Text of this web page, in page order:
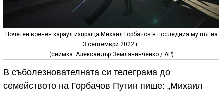
Почетен военен караул изпраща Михаил Горбачов в последния му път на
3 септември 2022 г.
(снимка: Александър Землянинченко / АР)
В съболезнователната си телеграма до
семейството на Горбачов Путин пише: „Михаил